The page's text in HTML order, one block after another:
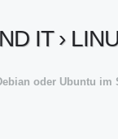
IT ›
oder Ubuntu